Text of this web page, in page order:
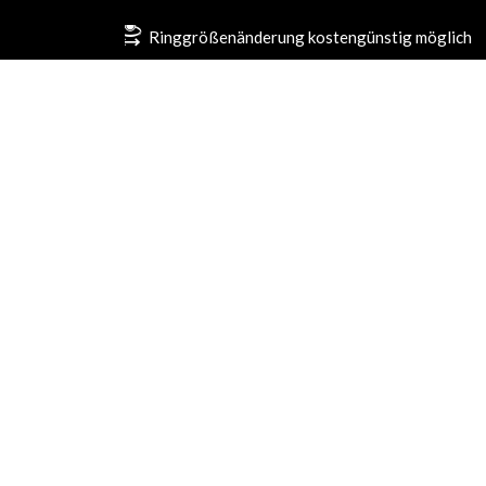
Ringgrößenänderung kostengünstig möglich